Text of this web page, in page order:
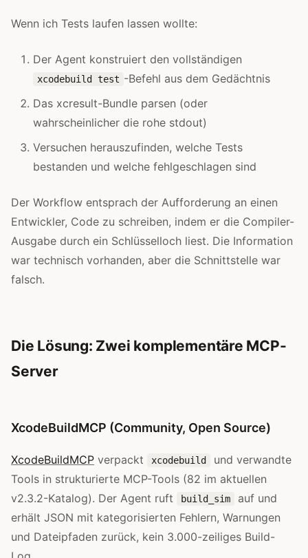
Wenn ich Tests laufen lassen wollte:
Der Agent konstruiert den vollständigen
xcodebuild test -Befehl aus dem Gedächtnis
Das xcresult-Bundle parsen (oder
wahrscheinlicher die rohe stdout)
Versuchen herauszufinden, welche Tests
bestanden und welche fehlgeschlagen sind
Der Workflow entsprach der Aufforderung an einen
Entwickler, Code zu schreiben, indem er die Compiler-
Ausgabe durch ein Schlüsselloch liest. Die Information
war technisch vorhanden, aber die Schnittstelle war
falsch.
Die Lösung: Zwei komplementäre MCP-
Server
XcodeBuildMCP (Community, Open Source)
XcodeBuildMCP verpackt xcodebuild
und verwandte
Tools in strukturierte MCP-Tools (82 im aktuellen
v2.3.2-Katalog). Der Agent ruft
build_sim
auf und
erhält JSON mit kategorisierten Fehlern, Warnungen
und Dateipfaden zurück, kein 3.000-zeiliges Build-